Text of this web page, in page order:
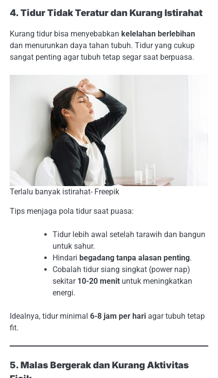
4. Tidur Tidak Teratur dan Kurang Istirahat
Kurang tidur bisa menyebabkan kelelahan berlebihan
dan menurunkan daya tahan tubuh. Tidur yang cukup
sangat penting agar tubuh tetap segar saat berpuasa.
Terlalu banyak istirahat- Freepik
Tips menjaga pola tidur saat puasa:
Tidur lebih awal setelah tarawih dan bangun
untuk sahur.
Hindari begadang tanpa alasan penting.
Cobalah tidur siang singkat (power nap)
sekitar 10-20 menit untuk meningkatkan
energi.
Idealnya, tidur minimal 6-8 jam per hari agar tubuh tetap
fit.
5. Malas Bergerak dan Kurang Aktivitas